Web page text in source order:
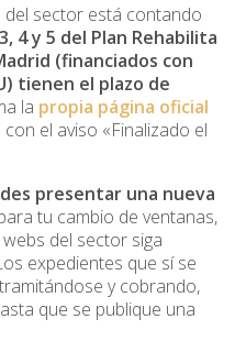
del sector está contando
4 y 5 del Plan Rehabilita
(financiados con
tienen el plazo de
la propia página oficial
con el aviso «Finalizado el
presentar una nueva
tu cambio de ventanas,
del sector siga
expedientes que sí se
y cobrando,
que se publique una